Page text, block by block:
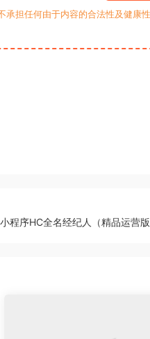
担任何由于内容的合法性及健康
程序HC全名经纪人（精品运营